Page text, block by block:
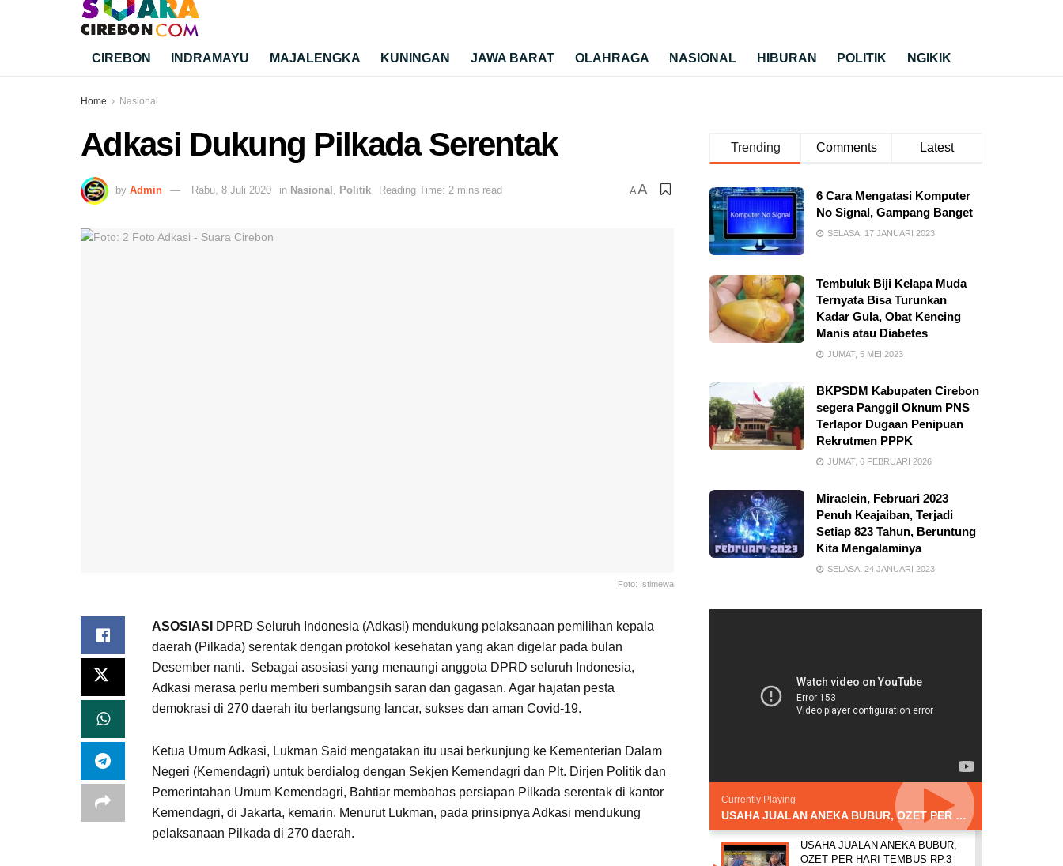
CIREBON INDRAMAYU MAJALENGKA KUNINGAN JAWA BARAT OLAHRAGA NASIONAL HIBURAN POLITIK NGIKIK
Home Nasional
Adkasi Dukung Pilkada Serentak
by Admin Rabu, 8 Juli 2020 in Nasional Politik Reading Time: 2 mins read AA
Foto: Istimewa
ASOSIASI
DPRD Seluruh Indonesia (Adkasi) mendukung pelaksanaan pemilihan kepala
daerah (Pilkada) serentak dengan protokol kesehatan yang akan digelar pada bulan
Desember nanti. Sebagai asosiasi yang menaungi anggota DPRD seluruh Indonesia,
Adkasi merasa perlu memberi sumbangsih saran dan gagasan. Agar hajatan pesta
demokrasi di 270 daerah itu berlangsung lancar, sukses dan aman Covid-19.
Ketua Umum Adkasi, Lukman Said mengatakan itu usai berkunjung ke Kementerian Dalam
Negeri (Kemendagri) untuk berdialog dengan Sekjen Kemendagri dan Plt. Dirjen Politik dan
Pemerintahan Umum Kemendagri, Bahtiar membahas persiapan Pilkada serentak di kantor
Kemendagri, di Jakarta, kemarin. Menurut Lukman, pada prinsipnya Adkasi mendukung
pelaksanaan Pilkada di 270 daerah.
Trending Comments Latest
6 Cara Mengatasi Komputer
No Signal, Gampang Banget
SELASA, 17 JANUARI 2023
Tembuluk Biji Kelapa Muda
Ternyata Bisa Turunkan
Kadar Gula, Obat Kencing
Manis atau Diabetes
JUMAT, 5 MEI 2023
BKPSDM Kabupaten Cirebon
segera Panggil Oknum PNS
Terlapor Dugaan Penipuan
Rekrutmen PPPK
JUMAT, 6 FEBRUARI 2026
Miraclein, Februari 2023
Penuh Keajaiban, Terjadi
Setiap 823 Tahun, Beruntung
Kita Mengalaminya
SELASA, 24 JANUARI 2023
Currently Playing
USAHA JUALAN ANEKA BUBUR, OZET PER HARI TEMBUS RP.3 JUTA
USAHA JUALAN ANEKA BUBUR,
OZET PER HARI TEMBUS RP.3